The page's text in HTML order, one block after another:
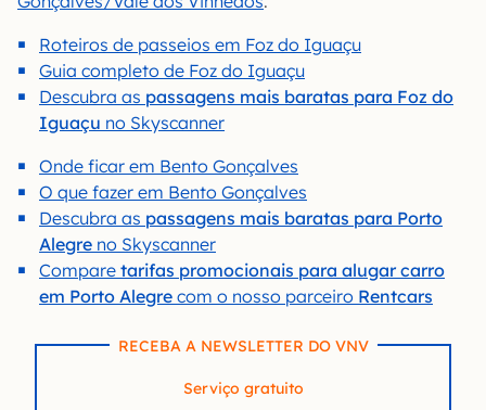
Roteiros de passeios em Foz do Iguaçu
Guia completo de Foz do Iguaçu
Descubra as passagens mais baratas para Foz do
Iguaçu no Skyscanner
Onde ficar em Bento Gonçalves
O que fazer em Bento Gonçalves
Descubra as passagens mais baratas para Porto
Alegre no Skyscanner
Compare tarifas promocionais para alugar carro
em Porto Alegre com o nosso parceiro Rentcars
RECEBA A NEWSLETTER DO VNV
Serviço gratuito